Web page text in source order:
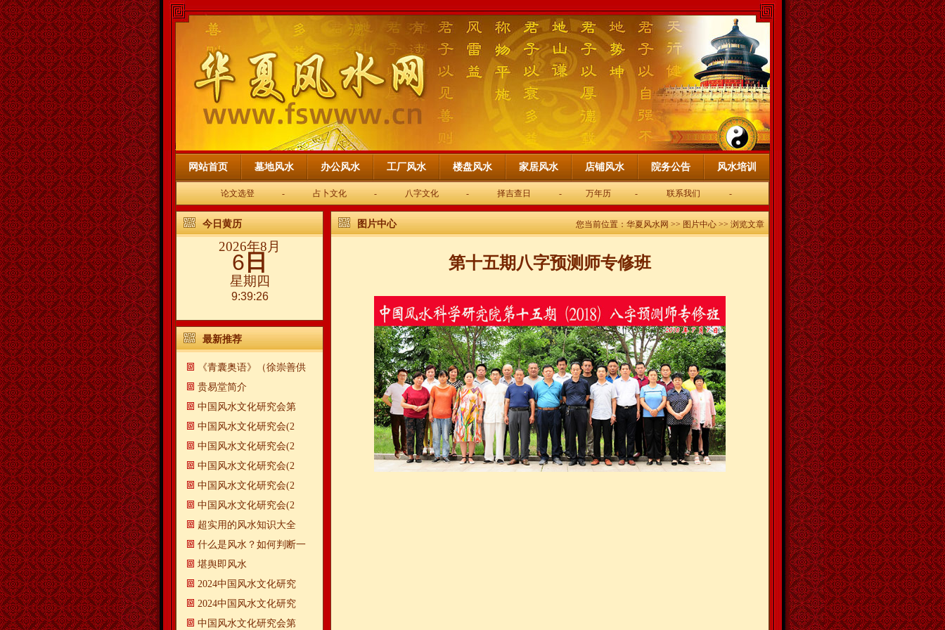
网站首页 墓地风水 办公风水 工厂风水 楼盘风水 家居风水 店铺风水 院务公告 风水培训
论文选登 - 占卜文化 - 八字文化 - 择吉查日 - 万年历 - 联系我们 -
今日黄历
2026年8月
6 日
星期四
9:39:26
最新推荐
《青囊奥语》（徐崇善供
贵易堂简介
中国风水文化研究会第
中国风水文化研究会(2
中国风水文化研究会(2
中国风水文化研究会(2
中国风水文化研究会(2
中国风水文化研究会(2
超实用的风水知识大全
什么是风水？如何判断一
​堪舆即风水
2024中国风水文化研究
2024中国风水文化研究
中国风水文化研究会第
图片中心 您当前位置：华夏风水网>>图片中心>> 浏览文章
第十五期八字预测师专修班